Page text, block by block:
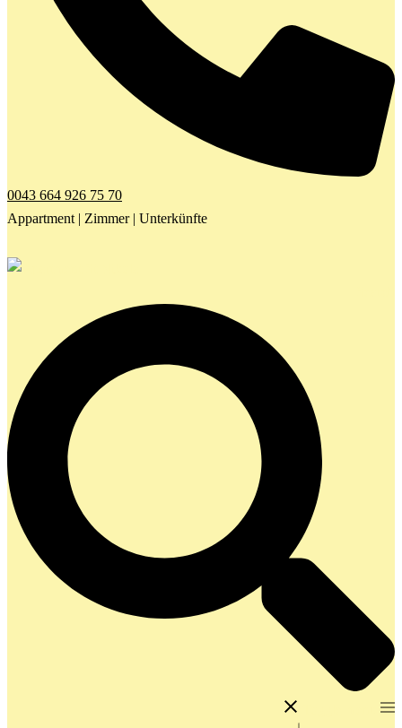
0043 664 926 75 70
Appartment | Zimmer | Unterkünfte